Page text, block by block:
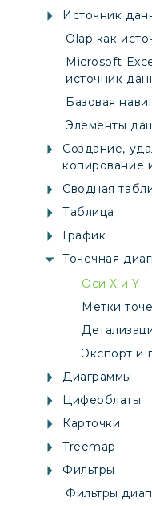
Источник
Olap как
Microsoft
источник
Базовая
Элементы
Создание,
копирование
Сводная
Таблица
График
Точечная
Оси Х и Y
Метки
Экспорт и
Диаграммы
Циферблаты
Карточки
Treemap
Фильтры
Фильтры